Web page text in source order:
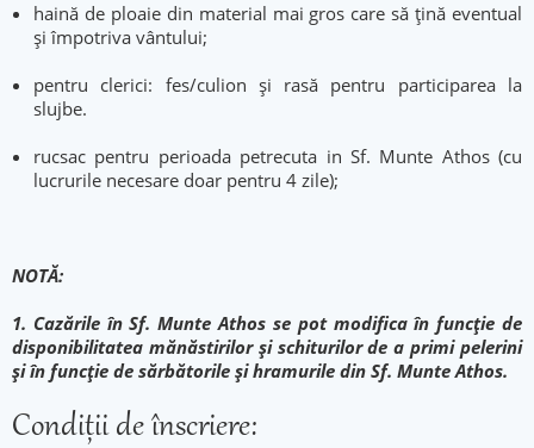
haină de ploaie din material mai gros care să țină eventual
și împotriva vântului;
pentru clerici: fes/culion şi rasă pentru participarea la
slujbe.
rucsac pentru perioada petrecuta in Sf. Munte Athos (cu
lucrurile necesare doar pentru 4 zile);
NOTĂ:
1. Cazările în Sf. Munte Athos se pot modifica în funcție de
disponibilitatea mănăstirilor și schiturilor de a primi pelerini
și în funcție de sărbătorile și hramurile din Sf. Munte Athos.
Condiţii de înscriere: